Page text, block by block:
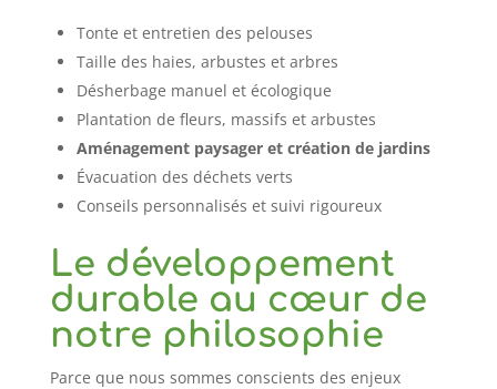
Tonte et entretien des pelouses
Taille des haies, arbustes et arbres
Désherbage manuel et écologique
Plantation de fleurs, massifs et arbustes
Aménagement paysager et création de jardins
Évacuation des déchets verts
Conseils personnalisés et suivi rigoureux
Le développement
durable au cœur de
notre philosophie
Parce que nous sommes conscients des enjeux